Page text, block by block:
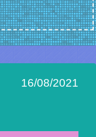
16/08/2021